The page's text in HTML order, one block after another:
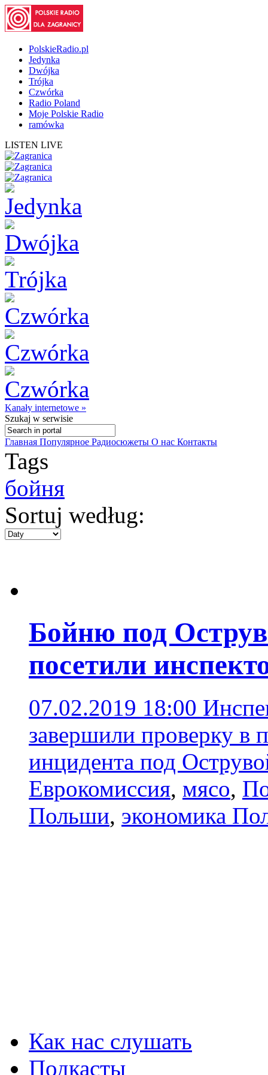
PolskieRadio.pl
Jedynka
Dwójka
Trójka
Czwórka
Radio Poland
Moje Polskie Radio
ramówka
LISTEN LIVE
Kanały internetowe »
Szukaj w serwisie
Главная Популярное Радиосюжеты О нас Контакты
Tags
бойня
Sortuj według:
Бойню под
посетили
07.02.2019 18:00
завершили проверку в
инцидента под
Еврокомиссия, мясо,
Польши, экономика
Как нас слушать
Подкасты